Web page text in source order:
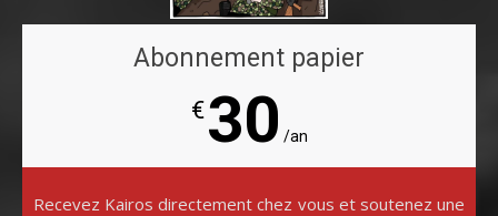
Abonnement papier
€30 /an
Recevez Kairos directement chez vous et soutenez une